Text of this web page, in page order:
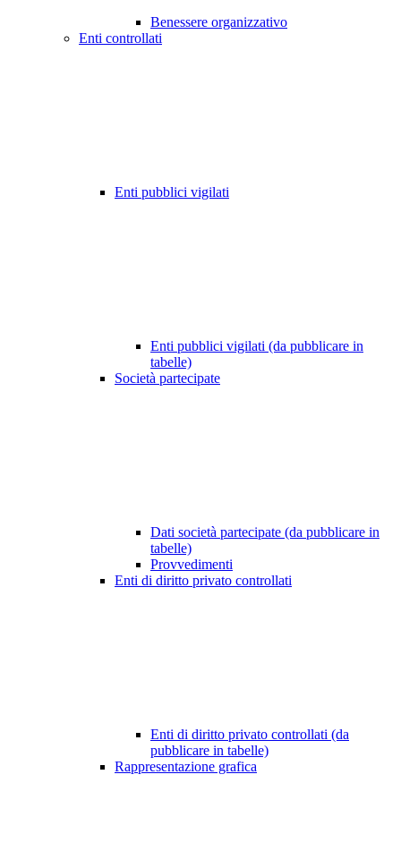
Benessere organizzativo
Enti controllati
Enti pubblici vigilati
Enti pubblici vigilati (da pubblicare in
tabelle)
Società partecipate
Dati società partecipate (da pubblicare in
tabelle)
Provvedimenti
Enti di diritto privato controllati
Enti di diritto privato controllati (da
pubblicare in tabelle)
Rappresentazione grafica